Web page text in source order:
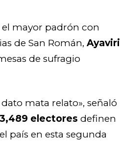
el mayor padrón con
de San Román,Ayaviri
de sufragio
mata relato», señaló
electores definen
país en esta segunda